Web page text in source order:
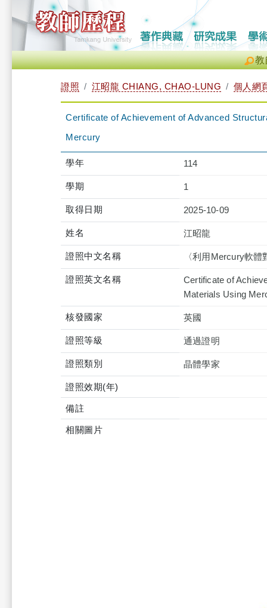
教
證照 江昭龍 CHIANG, CHAO-LUNG 個人網
Certificate of Achievement of Advanced
Mercury
學年 114
學期 1
取得日期 2025-10-09
姓名 江昭龍
證照中文名稱 〈利用Mercury軟
證照英文名稱
Certificate of
Materials Using
核發國家 英國
證照等級 通過證明
證照類別 晶體學家
證照效期(年)
備註
相關圖片